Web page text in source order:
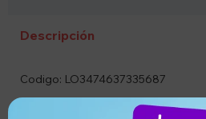
Descripción
Codigo: LO3474637335687